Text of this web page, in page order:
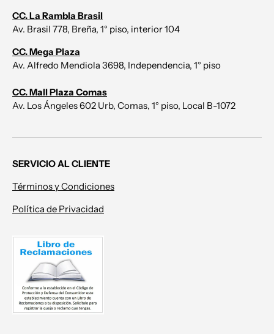
CC. La Rambla Brasil
Av. Brasil 778, Breña, 1° piso, interior 104
CC. Mega Plaza
Av. Alfredo Mendiola 3698, Independencia, 1° piso
CC. Mall Plaza Comas
Av. Los Ángeles 602 Urb, Comas, 1° piso, Local B-1072
SERVICIO AL CLIENTE
Términos y Condiciones
Política de Privacidad